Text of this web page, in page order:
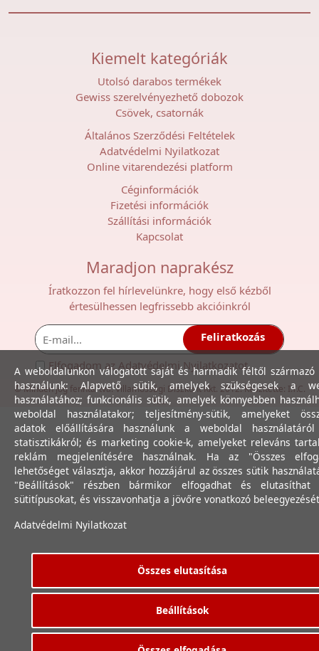
Kiemelt kategóriák
Utolsó darabos termékek
Gewiss szerelvényezhető dobozok
Csövek, csatornák
Általános Szerződési Feltételek
Adatvédelmi Nyilatkozat
Online vitarendezési platform
Céginformációk
Fizetési információk
Szállítási információk
Kapcsolat
Maradjon naprakész
Íratkozzon fel hírlevelünkre, hogy első kézből
értesülhessen legfrissebb akcióinkról
Feliratkozás
Elfogadom az Adatvédelmi Nyilatkozatot.
© Minden jog fenntartva. Villamossági Diszkont Kkt. 2012. Készítette: I.T.C.
Kft.
A weboldalunkon válogatott saját és harmadik féltől származó
használunk: Alapvető sütik, amelyek szükségesek a
használatához; funkcionális sütik, amelyek könnyebben
weboldal használatakor; teljesítmény-sütik, amelyeket
adatok előállítására használunk a weboldal
statisztikákról; és marketing cookie-k, amelyeket releváns
reklám megjelenítésére használnak. Ha az "Összes
lehetőséget választja, akkor hozzájárul az összes sütik
"Beállítások" részben bármikor elfogadhat és elutasíthat
sütitípusokat, és visszavonhatja a jövőre vonatkozó
Adatvédelmi Nyilatkozat
Összes elutasítása
Beállítások